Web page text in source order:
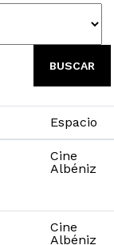
BUSCAR
Espacio
Cine
Albéniz
Cine
Albéniz